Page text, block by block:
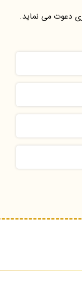
دعوت می نماید.